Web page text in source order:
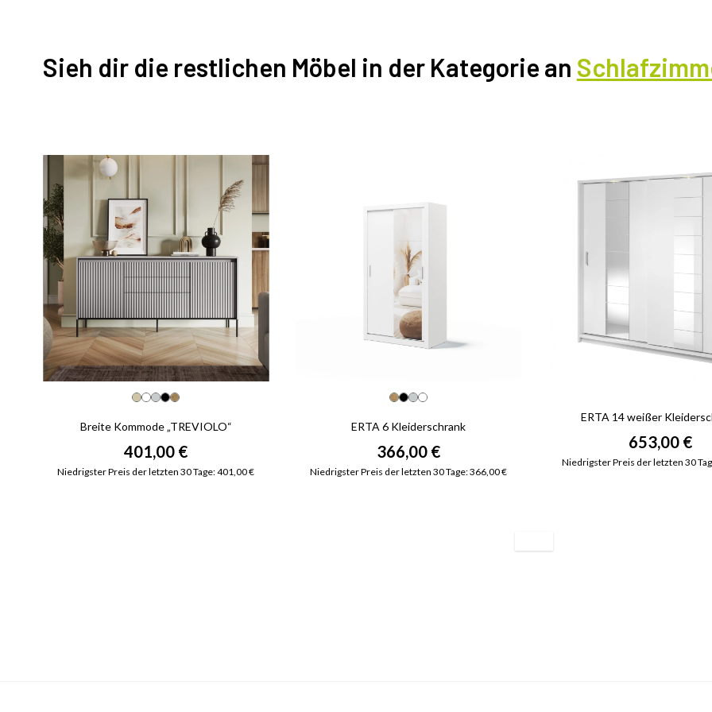
Sieh dir die restlichen Möbel in der Kategorie an
Breite Kommode „TREVIOLO“
401,00 €
Niedrigster Preis der letzten 30 Tage: 401,00 €
ERTA 6 Kleiderschrank
366,00 €
Niedrigster Preis der letzten 30 Tage: 366,00 €
ERTA 14 weißer
653,00 €
Niedrigster Preis der letzten 30